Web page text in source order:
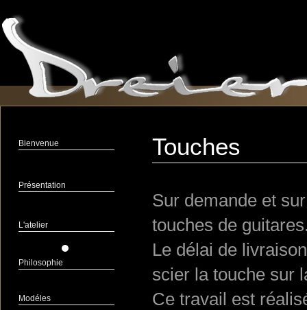
Bienvenue
Présentation
L'atelier
Philosophie
Modéles
Touches
Sur demande et
touches de
Le délai de
scier la touche sur
Ce travail est